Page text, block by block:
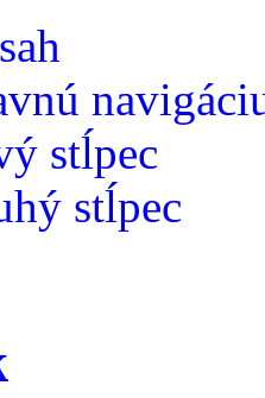
stĺpec
stĺpec